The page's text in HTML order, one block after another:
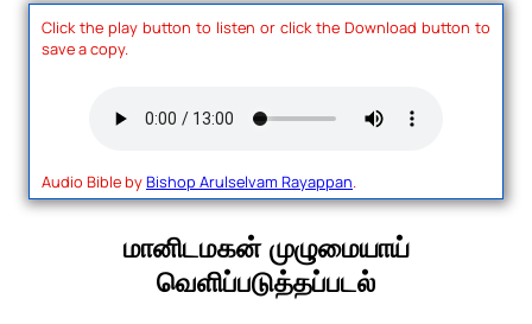
Click the play button to listen or click the Download button to
save a copy.
Audio Bible byBishop Arulselvam Rayappan.
மானிடமகன் முழுமையாய்
வெளிப்படுத்தப்படல்